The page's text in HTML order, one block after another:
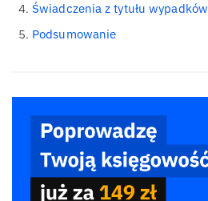
Świadczenia z tytułu
Podsumowanie